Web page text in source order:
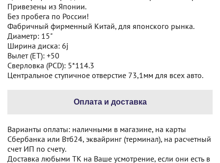
Привезены из Японии.
Без пробега по России!
Фабричный фирменный Китай, для японского рынка.
Диаметр: 15"
Ширина диска: 6j
Вылет (ET): +50
Сверловка (PCD): 5*114.3
Центральное ступичное отверстие 73,1мм для всех авто.
Оплата и доставка
Варианты оплаты: наличными в магазине, на карты
Сбербанка или Втб24, эквайринг (терминал), на расчетный
счет ИП по счету.
Доставка любыми ТК на Ваше усмотрение, если они есть в